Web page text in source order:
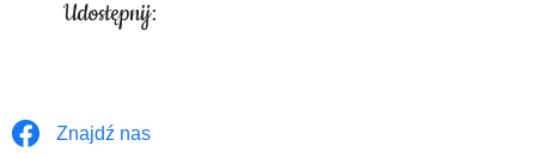
Udostępnij:
Znajdź nas